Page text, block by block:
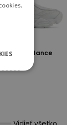
New Balance